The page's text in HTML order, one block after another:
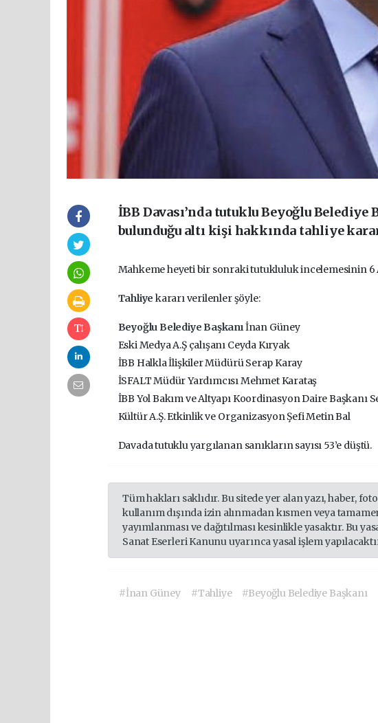
İBB Davası’nda tutuklu Beyoğlu Belediye
bulunduğu altı kişi hakkında tahliye
Mahkeme heyeti bir sonraki tutukluluk incelemesinin 6
Tahliye kararı verilenler şöyle:
Beyoğlu Belediye Başkanıİnan Güney
Eski Medya A.Ş çalışanı Ceyda Kıryak
İBB Halkla İlişkiler Müdürü Serap Karay
İSFALT Müdür Yardımcısı Mehmet Karataş
İBB Yol Bakım ve Altyapı Koordinasyon Daire Başkanı
Kültür A.Ş. Etkinlik ve Organizasyon Şefi Metin Bal
Davada tutuklu yargılanan sanıkların sayısı 53’e düştü.
Tüm hakları saklıdır. Bu sitede yer alan yazı, haber,
kullanım dışında izin alınmadan kısmen veya
yayımlanması ve dağıtılması kesinlikle yasaktır. Bu
Sanat Eserleri Kanunu uyarınca yasal işlem
#İnan Güney #Tahliye #Beyoğlu Belediye Başkanı